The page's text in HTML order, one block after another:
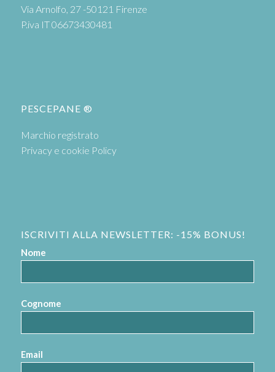
Via Arnolfo, 27 -50121 Firenze
P.iva IT 06673430481
PESCEPANE ®
Marchio registrato
Privacy e cookie Policy
ISCRIVITI ALLA NEWSLETTER: -15% BONUS!
Nome
Cognome
Email